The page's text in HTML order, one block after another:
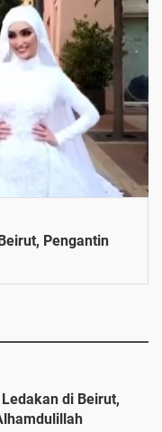
Pengantin
di Beirut,